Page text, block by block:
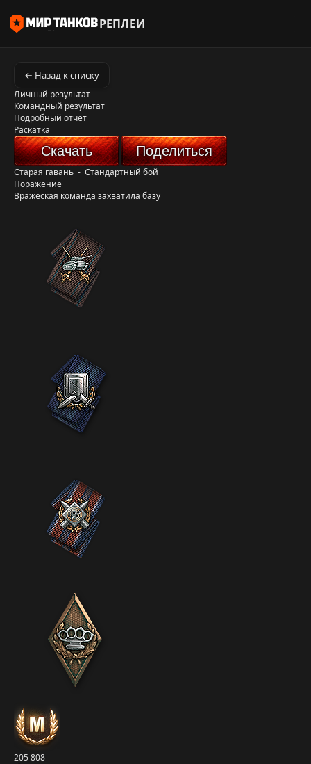
РЕПЛЕИ
← Назад к списку
Личный результат
Командный результат
Подробный отчёт
Раскатка
Скачать Поделиться
Старая гавань - Стандартный бой
Поражение
Вражеская команда захватила базу
205 808